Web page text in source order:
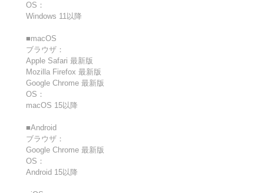
OS：
Windows 11以降
■macOS
ブラウザ：
Apple Safari 最新版
Mozilla Firefox 最新版
Google Chrome 最新版
OS：
macOS 15以降
■Android
ブラウザ：
Google Chrome 最新版
OS：
Android 15以降